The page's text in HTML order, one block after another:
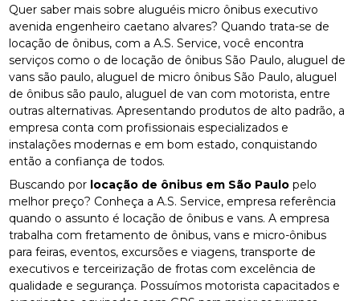
Quer saber mais sobre aluguéis micro ônibus executivo
avenida engenheiro caetano alvares? Quando trata-se de
locação de ônibus, com a A.S. Service, você encontra
serviços como o de locação de ônibus São Paulo, aluguel de
vans são paulo, aluguel de micro ônibus São Paulo, aluguel
de ônibus são paulo, aluguel de van com motorista, entre
outras alternativas. Apresentando produtos de alto padrão, a
empresa conta com profissionais especializados e
instalações modernas e em bom estado, conquistando
então a confiança de todos.
Buscando por locação de ônibus em São Paulo pelo
melhor preço? Conheça a A.S. Service, empresa referência
quando o assunto é locação de ônibus e vans. A empresa
trabalha com fretamento de ônibus, vans e micro-ônibus
para feiras, eventos, excursões e viagens, transporte de
executivos e terceirização de frotas com excelência de
qualidade e segurança. Possuímos motorista capacitados e